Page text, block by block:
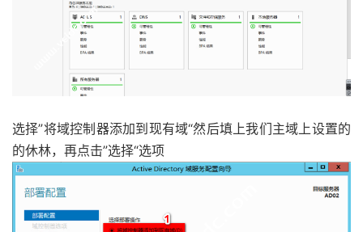
选择”将域控制器添加到现有域“然后填上我们主域上设置的
的休林，再点击”选择“选项